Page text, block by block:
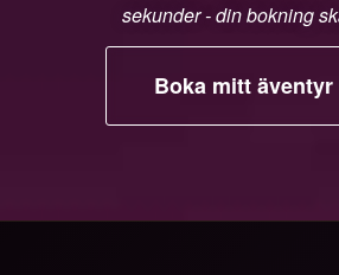
sekunder - din bokning